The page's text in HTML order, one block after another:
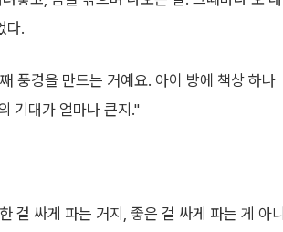
다.
풍경을 만드는 거예요. 아이 방에 책상 하나
기대가 얼마나 큰지."
걸 싸게 파는 거지, 좋은 걸 싸게 파는 게 아니